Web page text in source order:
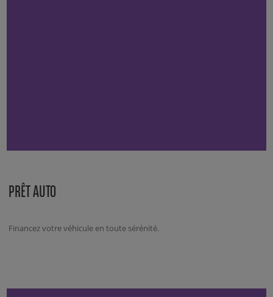
PRÊT AUTO
Financez votre véhicule en toute sérénité.